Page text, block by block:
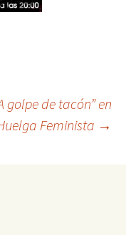
golpe de tacón” en
Feminista →